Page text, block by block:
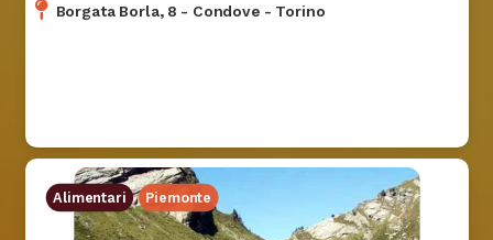
Borgata Borla, 8 - Condove - Torino
Alimentari Piemonte